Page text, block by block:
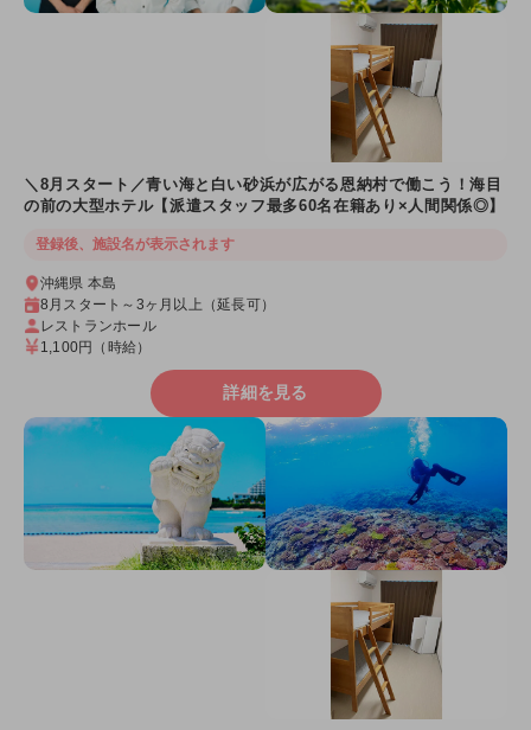
＼8月スタート／青い海と白い砂浜が広がる恩納村で働こう！海目
の前の大型ホテル【派遣スタッフ最多60名在籍あり×人間関係◎】
登録後、施設名が表示されます
沖縄県 本島
8月スタート～3ヶ月以上（延長可）
レストランホール
1,100円 （時給）
詳細を見る